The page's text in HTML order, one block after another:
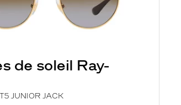
de soleil Ray-
JUNIOR JACK